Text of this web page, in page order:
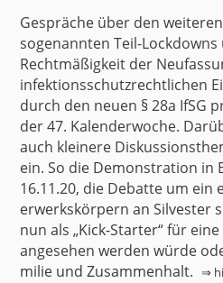
Gespräche über den
sogenannten Teil-
Rechtmäßigkeit der
infektionsschutzrechtlichen
durch den neuen § 28a IfSG
der 47. Kalenderwoche.
auch kleinere
ein. So die Demonstration in
16.11.20, die Debatte um ein
erwerkskörpern an Silvester
nun als„Kick-Starter“für eine
angesehen werden würde
milie und Zusammenhalt. ⇒